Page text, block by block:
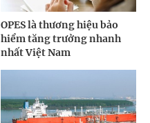
OPES là thương hiệu bảo
hiểm tăng trưởng nhanh
nhất Việt Nam